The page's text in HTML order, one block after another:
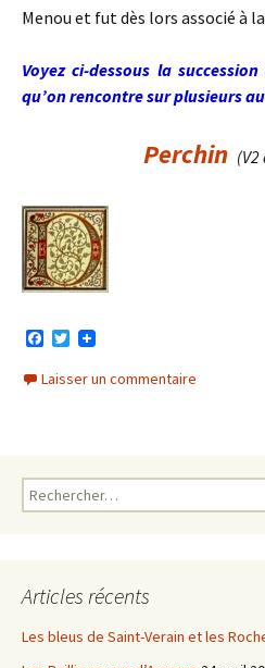
Menou et fut dès lors associé à
Voyez ci-dessous la
qu’on rencontre sur plusieurs
Perchin
c
e
T
i
t
Laisser un commentaire
Rechercher :
Articles récents
Les bleus de Saint-Verain et les